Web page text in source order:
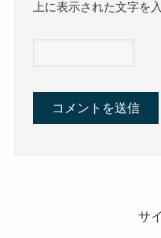
上に表示された文字を
サ